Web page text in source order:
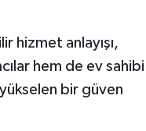
hizmet anlayışı,
hem de ev sahibi
bir güven